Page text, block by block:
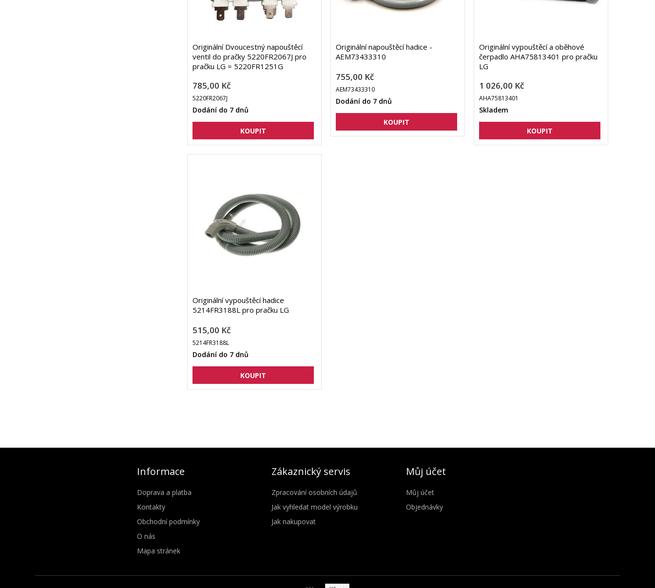
Originální Dvoucestný napouštěcí
ventil do pračky 5220FR2067J pro
pračku LG = 5220FR1251G
785,00 Kč
5220FR2067J
Dodání do 7 dnů
Originální napouštěcí hadice -
AEM73433310
755,00 Kč
AEM73433310
Dodání do 7 dnů
Originální vypouštěcí a oběhové
čerpadlo AHA75813401 pro pračku
LG
1 026,00 Kč
AHA75813401
Skladem
Originální vypouštěcí hadice
5214FR3188L pro pračku LG
515,00 Kč
5214FR3188L
Dodání do 7 dnů
Informace
Doprava a platba
Kontakty
Obchodní podmínky
O nás
Mapa stránek
Zákaznický servis
Zpracování osobních údajů
Jak vyhledat model výrobku
Jak nakupovat
Můj účet
Můj účet
Objednávky